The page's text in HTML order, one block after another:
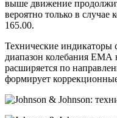
выше движение
вероятно только в
165.00.
Технические индикаторы
диапазон колебания ЕМА
расширяется по
формирует